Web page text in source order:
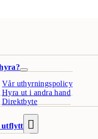
Vår uthyrningspolicy
Hyra ut i andra hand
Direktbyte